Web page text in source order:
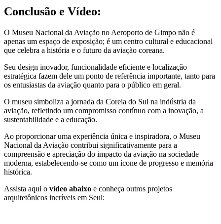
Conclusão e Vídeo:
O Museu Nacional da Aviação no Aeroporto de Gimpo não é
apenas um espaço de exposição; é um centro cultural e educacional
que celebra a história e o futuro da aviação coreana.
Seu design inovador, funcionalidade eficiente e localização
estratégica fazem dele um ponto de referência importante, tanto para
os entusiastas da aviação quanto para o público em geral.
O museu simboliza a jornada da Coreia do Sul na indústria da
aviação, refletindo um compromisso contínuo com a inovação, a
sustentabilidade e a educação.
Ao proporcionar uma experiência única e inspiradora, o Museu
Nacional da Aviação contribui significativamente para a
compreensão e apreciação do impacto da aviação na sociedade
moderna, estabelecendo-se como um ícone de progresso e memória
histórica.
Assista aqui o vídeo abaixo e conheça outros projetos
arquitetônicos incríveis em Seul: